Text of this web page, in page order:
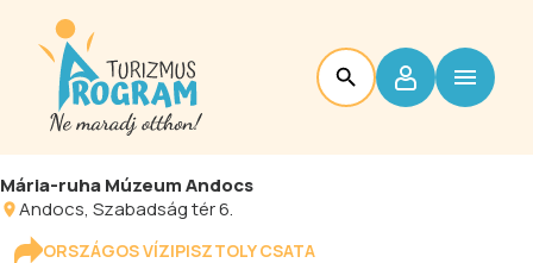
Mária-ruha Múzeum Andocs
Andocs, Szabadság tér 6.
ORSZÁGOS VÍZIPISZTOLY CSATA